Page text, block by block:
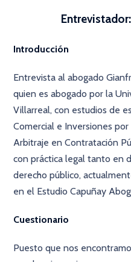
Entrevistador:
Introducción
Entrevista al abogado
quien es abogado por la
Villarreal, con estudios de
Comercial e Inversiones
Arbitraje en Contratación
con práctica legal tanto en
derecho público,
en el Estudio Capuñay
Cuestionario
Puesto que nos